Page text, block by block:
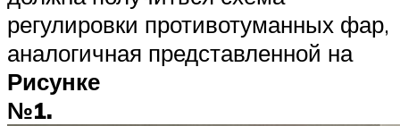
регулировки противотуманных фар,
аналогичная представленной на
Рисунке
№1.